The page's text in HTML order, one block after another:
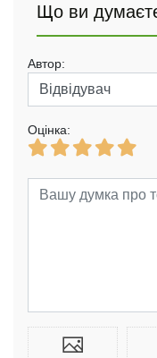
Що ви
Автор:
Оцінка: